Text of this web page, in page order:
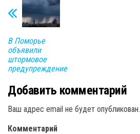
В Поморье
объявили
штормовое
предупреждение
Добавить комментарий
Ваш адрес email не будет опубликован.
Комментарий